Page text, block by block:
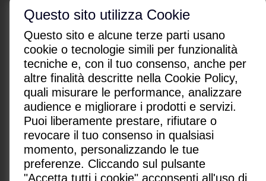
Questo sito utilizza Cookie
Questo sito e alcune terze parti usano
cookie o tecnologie simili per funzionalità
tecniche e, con il tuo consenso, anche per
altre finalità descritte nella Cookie Policy,
quali misurare le performance, analizzare
audience e migliorare i prodotti e servizi.
Puoi liberamente prestare, rifiutare o
revocare il tuo consenso in qualsiasi
momento, personalizzando le tue
preferenze. Cliccando sul pulsante
"Accetta tutti i cookie" acconsenti all'uso di
CHI SONO| CONTATTI|
Condizioni di utilizzo Policy Privacy |
Advertising
Gestione cookie
Paginemediche s.r.l. SB
Via San Leonardo 26, 84131 Salerno, Italia
P.IVA: IT05418080650